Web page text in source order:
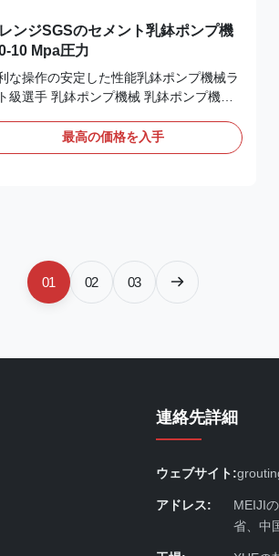
ンジSGSのセメント乳鉢ポンプ機
10 Mpa圧力
な操作の安定した性能乳鉢ポンプ機械ラ
級選手 乳鉢ポンプ機械 乳鉢ポンプ機械
ので、小さい容積、構造の軽量、広い範
2.よく調節可能な性能:ポンプの圧力変位
、爆発性の建築現場では、防爆モーターお
び防爆空気クーラーは鉱山プロダクトの安
基準に合うことができる。4.耐震性の圧力
最高の価格を入手
01 02 03
連絡先詳細
ウェブサイト:
アドレス:
MEIJI
省、中